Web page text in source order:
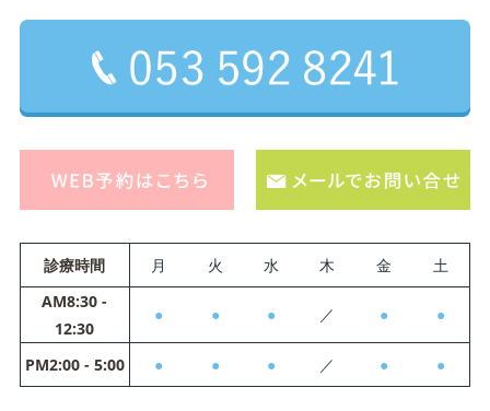
診療時間 月 火 水 木 金
土
AM8:30 -
12:30
● ● ● ／ ● ●
PM2:00 - 5:00 ● ● ● ／ ● ●